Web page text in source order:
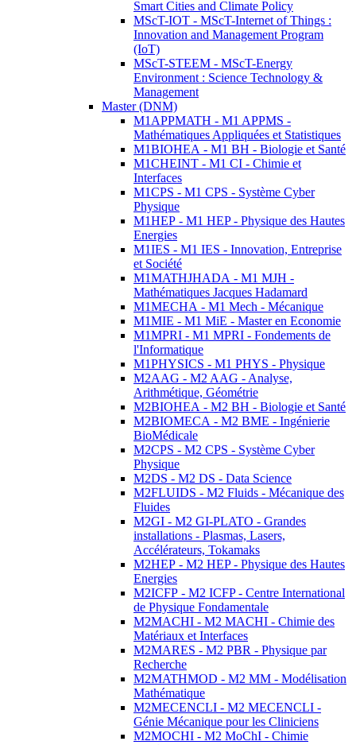
Smart Cities and Climate Policy
MScT-IOT - MScT-Internet of Things :
Innovation and Management Program
(IoT)
MScT-STEEM - MScT-Energy
Environment : Science Technology &
Management
Master (DNM)
M1APPMATH - M1 APPMS -
Mathématiques Appliquées et Statistiques
M1BIOHEA - M1 BH - Biologie et Santé
M1CHEINT - M1 CI - Chimie et
Interfaces
M1CPS - M1 CPS - Système Cyber
Physique
M1HEP - M1 HEP - Physique des Hautes
Energies
M1IES - M1 IES - Innovation, Entreprise
et Société
M1MATHJHADA - M1 MJH -
Mathématiques Jacques Hadamard
M1MECHA - M1 Mech - Mécanique
M1MIE - M1 MiE - Master en Economie
M1MPRI - M1 MPRI - Fondements de
l'Informatique
M1PHYSICS - M1 PHYS - Physique
M2AAG - M2 AAG - Analyse,
Arithmétique, Géométrie
M2BIOHEA - M2 BH - Biologie et Santé
M2BIOMECA - M2 BME - Ingénierie
BioMédicale
M2CPS - M2 CPS - Système Cyber
Physique
M2DS - M2 DS - Data Science
M2FLUIDS - M2 Fluids - Mécanique des
Fluides
M2GI - M2 GI-PLATO - Grandes
installations - Plasmas, Lasers,
Accélérateurs, Tokamaks
M2HEP - M2 HEP - Physique des Hautes
Energies
M2ICFP - M2 ICFP - Centre International
de Physique Fondamentale
M2MACHI - M2 MACHI - Chimie des
Matériaux et Interfaces
M2MARES - M2 PBR - Physique par
Recherche
M2MATHMOD - M2 MM - Modélisation
Mathématique
M2MECENCLI - M2 MECENCLI -
Génie Mécanique pour les Cliniciens
M2MOCHI - M2 MoChI - Chimie